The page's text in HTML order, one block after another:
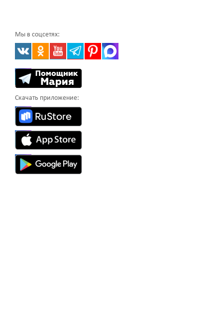
Мы в соцсетях:
Скачать приложение: